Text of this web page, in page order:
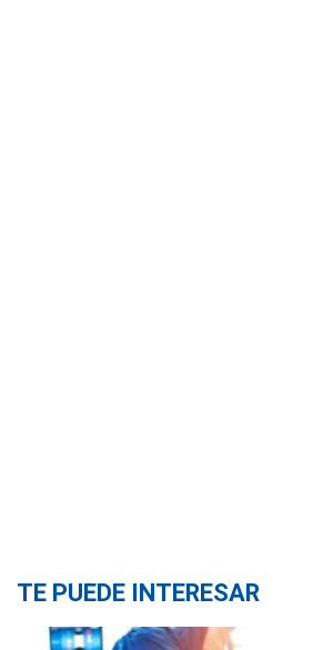
TE PUEDE INTERESAR